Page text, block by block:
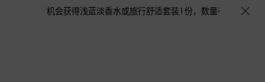
更有机会获得浅蓝淡香水或旅行舒适套装1份，数量有限，赠完